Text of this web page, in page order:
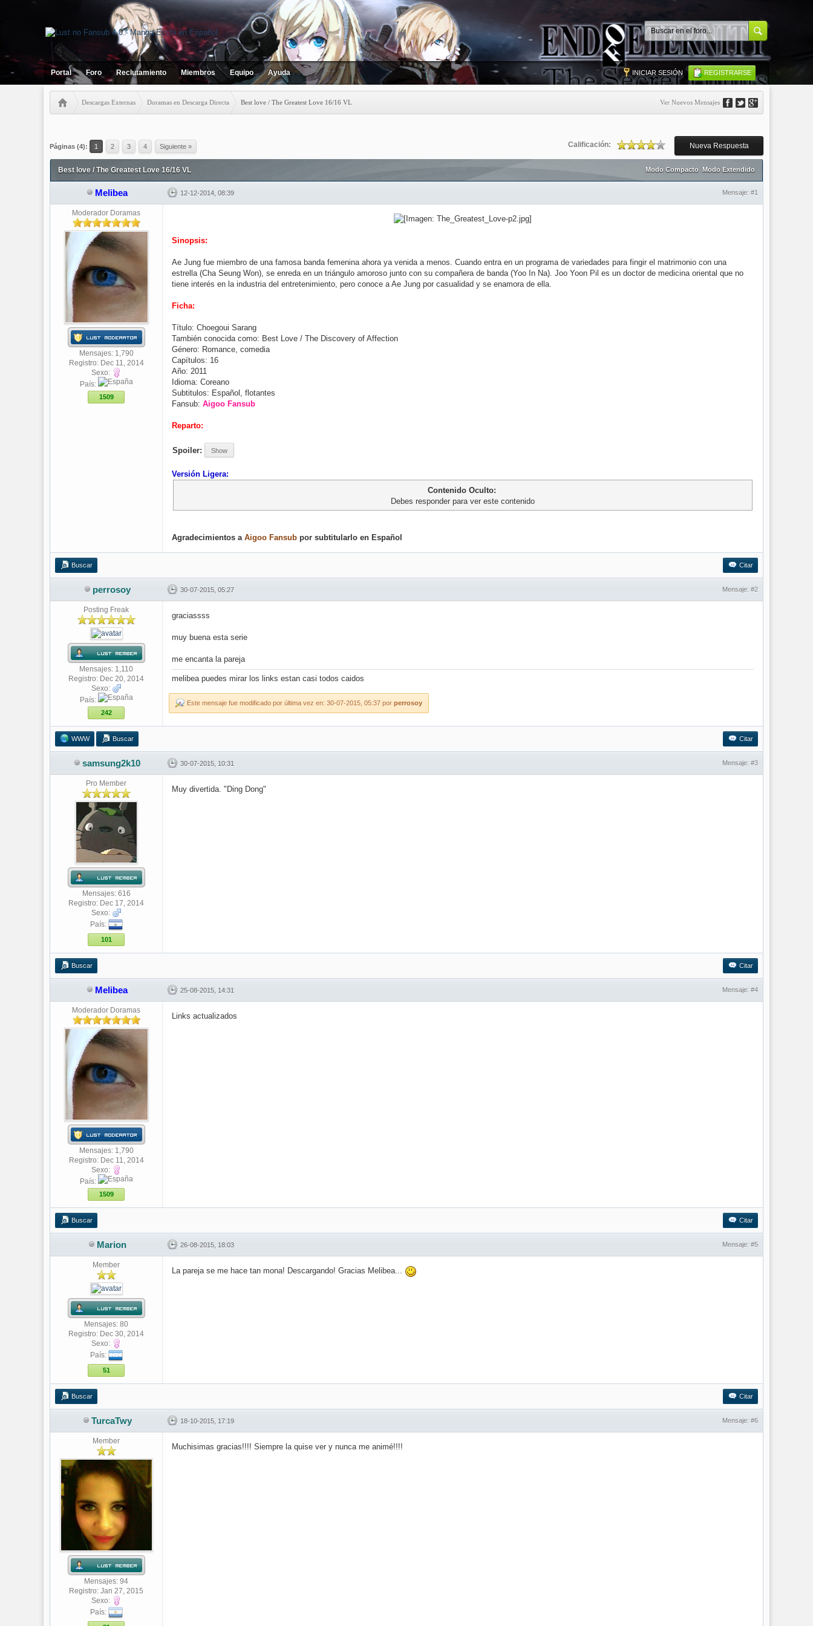
Portal Foro Reclutamiento Miembros Equipo Ayuda INICIAR SESIÓN REGISTRARSE
Descargas Externas Doramas en Descarga Directa Best love / The Greatest Love 16/16 VL Ver Nuevos Mensajes
Páginas (4): 1 2 3 4 Siguiente » Nueva Respuesta
Calificación:
3 votos - 3.67 Media
Modo Compacto Modo Extendido
Best love / The Greatest Love 16/16 VL
Melibea 12-12-2014, 08:39 Mensaje: #1
Moderador Doramas
Mensajes: 1,790
Registro: Dec 11, 2014
Sexo:
País:
1509
Sinopsis:
Ae Jung fue miembro de una famosa banda femenina ahora ya venida a menos. Cuando entra en un programa de variedades para fingir el matrimonio con una
estrella (Cha Seung Won), se enreda en un triángulo amoroso junto con su compañera de banda (Yoo In Na). Joo Yoon Pil es un doctor de medicina oriental que no
tiene interés en la industria del entretenimiento, pero conoce a Ae Jung por casualidad y se enamora de ella.
Ficha:
Título: Choegoui Sarang
También conocida como: Best Love / The Discovery of Affection
Género: Romance, comedia
Capítulos: 16
Año: 2011
Idioma: Coreano
Subtitulos: Español, flotantes
Fansub: Aigoo Fansub
Reparto:
Spoiler: Show
Versión Ligera:
Contenido Oculto:
Debes responder para ver este contenido
Agradecimientos a Aigoo Fansub por subtitularlo en Español
Buscar Citar
perrosoy 30-07-2015, 05:27 Mensaje: #2
Posting Freak
Mensajes: 1,110
Registro: Dec 20, 2014
Sexo:
País:
242
graciassss
muy buena esta serie
me encanta la pareja
melibea puedes mirar los links estan casi todos caidos
Este mensaje fue modificado por última vez en: 30-07-2015, 05:37 por perrosoy
WWW Buscar Citar
samsung2k10 30-07-2015, 10:31 Mensaje: #3
Pro Member
Mensajes: 616
Registro: Dec 17, 2014
Sexo:
País:
101
Muy divertida. "Ding Dong"
Buscar Citar
Melibea 25-08-2015, 14:31 Mensaje: #4
Moderador Doramas
Mensajes: 1,790
Registro: Dec 11, 2014
Sexo:
País:
1509
Links actualizados
Buscar Citar
Marion 26-08-2015, 18:03 Mensaje: #5
Member
Mensajes: 80
Registro: Dec 30, 2014
Sexo:
País:
51
La pareja se me hace tan mona! Descargando! Gracias Melibea...
Buscar Citar
TurcaTwy 18-10-2015, 17:19 Mensaje: #6
Member
Mensajes: 94
Registro: Jan 27, 2015
Sexo:
País:
Muchisimas gracias!!!! Siempre la quise ver y nunca me animé!!!!